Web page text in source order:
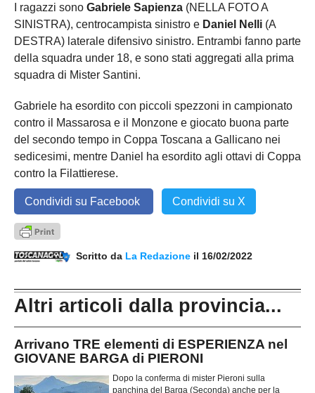
I ragazzi sono Gabriele Sapienza (NELLA FOTO A
SINISTRA), centrocampista sinistro e Daniel Nelli (A
DESTRA) laterale difensivo sinistro. Entrambi fanno parte
della squadra under 18, e sono stati aggregati alla prima
squadra di Mister Santini.
Gabriele ha esordito con piccoli spezzoni in campionato
contro il Massarosa e il Monzone e giocato buona parte
del secondo tempo in Coppa Toscana a Gallicano nei
sedicesimi, mentre Daniel ha esordito agli ottavi di Coppa
contro la Filattierese.
Condividi su Facebook Condividi su X
Scritto da La Redazione il 16/02/2022
Altri articoli dalla provincia...
Arrivano TRE elementi di ESPERIENZA nel
GIOVANE BARGA di PIERONI
Dopo la conferma di mister Pieroni sulla
panchina del Barga (Seconda) anche per la